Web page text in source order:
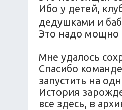
Ибо у детей,
дедушками и
Это надо мощно
Мне удалось
Спасибо
запустить на
История
все здесь, в